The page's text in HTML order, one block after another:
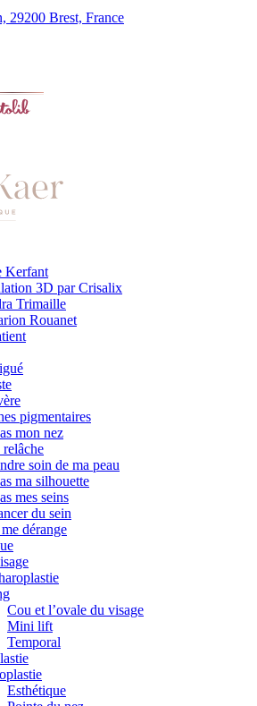
29200 Brest, France
Kerfant
3D par Crisalix
Trimaille
Rouanet
pigmentaires
mon nez
relâche
soin de ma peau
ma silhouette
mes seins
du sein
dérange
Cou et l’ovale du visage
Mini lift
Temporal
Esthétique